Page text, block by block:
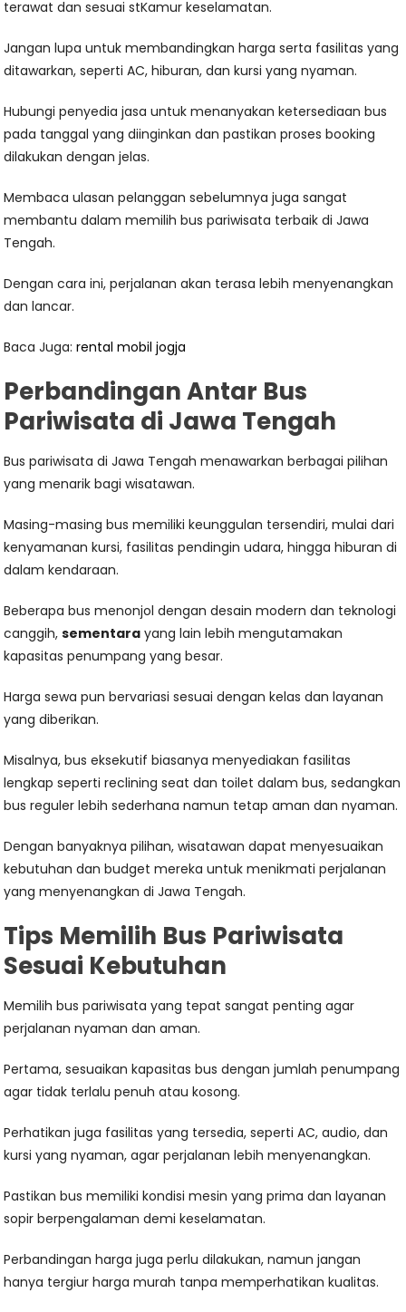
terawat dan sesuai stKamur keselamatan.
Jangan lupa untuk membandingkan harga serta fasilitas yang
ditawarkan, seperti AC, hiburan, dan kursi yang nyaman.
Hubungi penyedia jasa untuk menanyakan ketersediaan bus
pada tanggal yang diinginkan dan pastikan proses booking
dilakukan dengan jelas.
Membaca ulasan pelanggan sebelumnya juga sangat
membantu dalam memilih bus pariwisata terbaik di Jawa
Tengah.
Dengan cara ini, perjalanan akan terasa lebih menyenangkan
dan lancar.
Baca Juga:rental mobil jogja
Perbandingan Antar Bus
Pariwisata di Jawa Tengah
Bus pariwisata di Jawa Tengah menawarkan berbagai pilihan
yang menarik bagi wisatawan.
Masing-masing bus memiliki keunggulan tersendiri, mulai dari
kenyamanan kursi, fasilitas pendingin udara, hingga hiburan di
dalam kendaraan.
Beberapa bus menonjol dengan desain modern dan teknologi
canggih,sementara yang lain lebih mengutamakan
kapasitas penumpang yang besar.
Harga sewa pun bervariasi sesuai dengan kelas dan layanan
yang diberikan.
Misalnya, bus eksekutif biasanya menyediakan fasilitas
lengkap seperti reclining seat dan toilet dalam bus, sedangkan
bus reguler lebih sederhana namun tetap aman dan nyaman.
Dengan banyaknya pilihan, wisatawan dapat menyesuaikan
kebutuhan dan budget mereka untuk menikmati perjalanan
yang menyenangkan di Jawa Tengah.
Tips Memilih Bus Pariwisata
Sesuai Kebutuhan
Memilih bus pariwisata yang tepat sangat penting agar
perjalanan nyaman dan aman.
Pertama, sesuaikan kapasitas bus dengan jumlah penumpang
agar tidak terlalu penuh atau kosong.
Perhatikan juga fasilitas yang tersedia, seperti AC, audio, dan
kursi yang nyaman, agar perjalanan lebih menyenangkan.
Pastikan bus memiliki kondisi mesin yang prima dan layanan
sopir berpengalaman demi keselamatan.
Perbandingan harga juga perlu dilakukan, namun jangan
hanya tergiur harga murah tanpa memperhatikan kualitas.